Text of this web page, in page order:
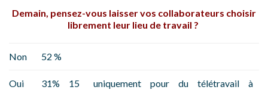
Demain, pensez-vous laisser vos collaborateurs choisir
librement leur lieu de travail ?
Non 52 %
Oui 31%
15
uniquement pour du télétravail à